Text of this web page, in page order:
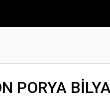
PORYA